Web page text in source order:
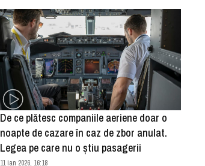
De ce plătesc companiile aeriene doar o
noapte de cazare în caz de zbor anulat.
Legea pe care nu o ştiu pasagerii
11 ian 2026, 16:18